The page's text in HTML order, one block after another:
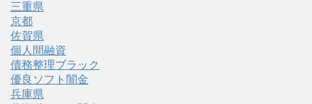
三重県
京都
佐賀県
個人間融資
債務整理ブラック
優良ソフト闇金
兵庫県